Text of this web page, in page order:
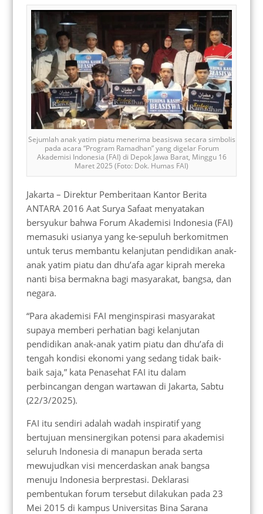
Sejumlah anak yatim piatu menerima beasiswa secara simbolis
pada acara “Program Ramadhan” yang digelar Forum
Akademisi Indonesia (FAI) di Depok Jawa Barat, Minggu 16
Maret 2025 (Foto: Dok. Humas FAI)
Jakarta – Direktur Pemberitaan Kantor Berita
ANTARA 2016 Aat Surya Safaat menyatakan
bersyukur bahwa Forum Akademisi Indonesia (FAI)
memasuki usianya yang ke-sepuluh berkomitmen
untuk terus membantu kelanjutan pendidikan anak-
anak yatim piatu dan dhu’afa agar kiprah mereka
nanti bisa bermakna bagi masyarakat, bangsa, dan
negara.
“Para akademisi FAI menginspirasi masyarakat
supaya memberi perhatian bagi kelanjutan
pendidikan anak-anak yatim piatu dan dhu’afa di
tengah kondisi ekonomi yang sedang tidak baik-
baik saja,” kata Penasehat FAI itu dalam
perbincangan dengan wartawan di Jakarta, Sabtu
(22/3/2025).
FAI itu sendiri adalah wadah inspiratif yang
bertujuan mensinergikan potensi para akademisi
seluruh Indonesia di manapun berada serta
mewujudkan visi mencerdaskan anak bangsa
menuju Indonesia berprestasi. Deklarasi
pembentukan forum tersebut dilakukan pada 23
Mei 2015 di kampus Universitas Bina Sarana